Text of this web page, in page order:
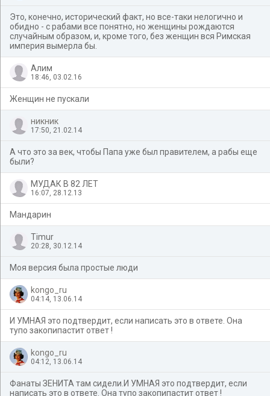
Это, конечно, исторический факт, но все-таки нелогично и
обидно - с рабами все понятно, но женщины рождаются
случайным образом, и, кроме того, без женщин вся Римская
империя вымерла бы.
Алим
18:46, 03.02.16
Женщин не пускали
никник
17:50, 21.02.14
А что это за век, чтобы Папа уже был правителем, а рабы еще
были?
МУДАК В 82 ЛЕТ
16:07, 28.12.13
Мандарин
Timur
20:28, 30.12.14
Моя версия была простые люди
kongo_ru
04:14, 13.06.14
И УМНАЯ это подтвердит, если написать это в ответе. Она
тупо закопипастит ответ !
kongo_ru
04:12, 13.06.14
Фанаты ЗЕНИТА там сидели.И УМНАЯ это подтвердит, если
написать это в ответе. Она тупо закопипастит ответ !